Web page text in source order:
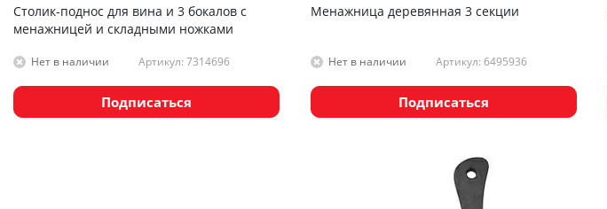
Столик-поднос для вина и 3 бокалов с
менажницей и складными ножками
Нет в наличии Артикул: 7314696
Подписаться
Менажница деревянная 3 секции
Нет в наличии Артикул: 6495936
Подписаться